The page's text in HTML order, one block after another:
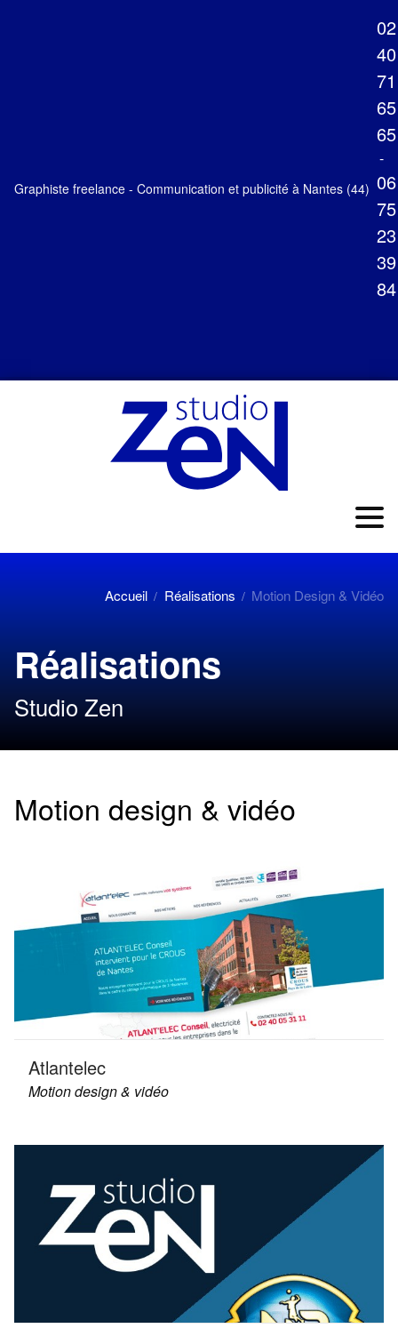
Graphiste freelance - Communication et publicité à Nantes (44)
02
40
71
65
65
-
06
75
23
39
84
Accueil / Réalisations / Motion Design & Vidéo
Réalisations
Studio Zen
Motion design & vidéo
Atlantelec
Motion design & vidéo